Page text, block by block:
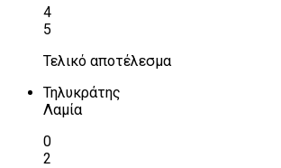
4
5
Τελικό αποτέλεσμα
Τηλυκράτης
Λαμία
0
2